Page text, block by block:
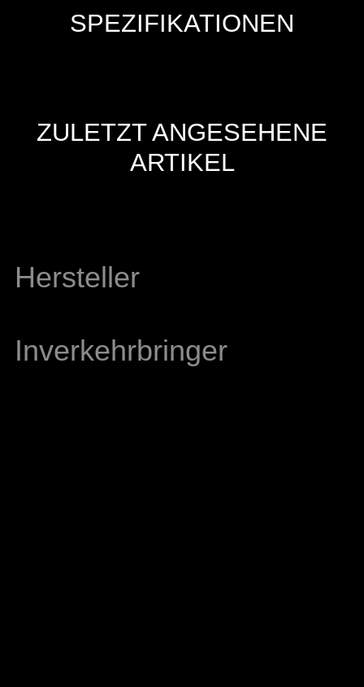
SPEZIFIKATIONEN
ZULETZT ANGESEHENE
ARTIKEL
Hersteller
Inverkehrbringer